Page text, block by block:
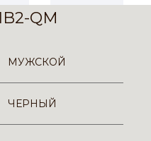
QM
МУЖСКОЙ
ЧЕРНЫЙ